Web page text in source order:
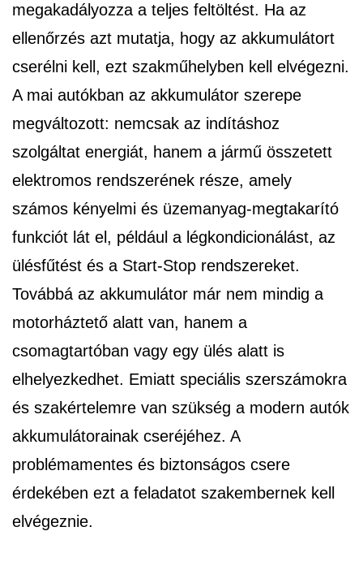
megakadályozza a teljes feltöltést. Ha az
ellenőrzés azt mutatja, hogy az akkumulátort
cserélni kell, ezt szakműhelyben kell elvégezni.
A mai autókban az akkumulátor szerepe
megváltozott: nemcsak az indításhoz
szolgáltat energiát, hanem a jármű összetett
elektromos rendszerének része, amely
számos kényelmi és üzemanyag-megtakarító
funkciót lát el, például a légkondicionálást, az
ülésfűtést és a Start-Stop rendszereket.
Továbbá az akkumulátor már nem mindig a
motorháztető alatt van, hanem a
csomagtartóban vagy egy ülés alatt is
elhelyezkedhet. Emiatt speciális szerszámokra
és szakértelemre van szükség a modern autók
akkumulátorainak cseréjéhez. A
problémamentes és biztonságos csere
érdekében ezt a feladatot szakembernek kell
elvégeznie.